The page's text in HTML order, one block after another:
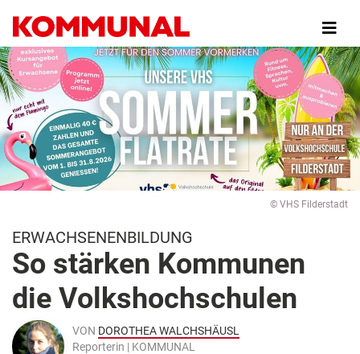
zum
Inhalt
© VHS Filderstadt
ERWACHSENENBILDUNG
So stärken Kommunen
die Volkshochschulen
VON DOROTHEA WALCHSHÄUSL
Reporterin | KOMMUNAL